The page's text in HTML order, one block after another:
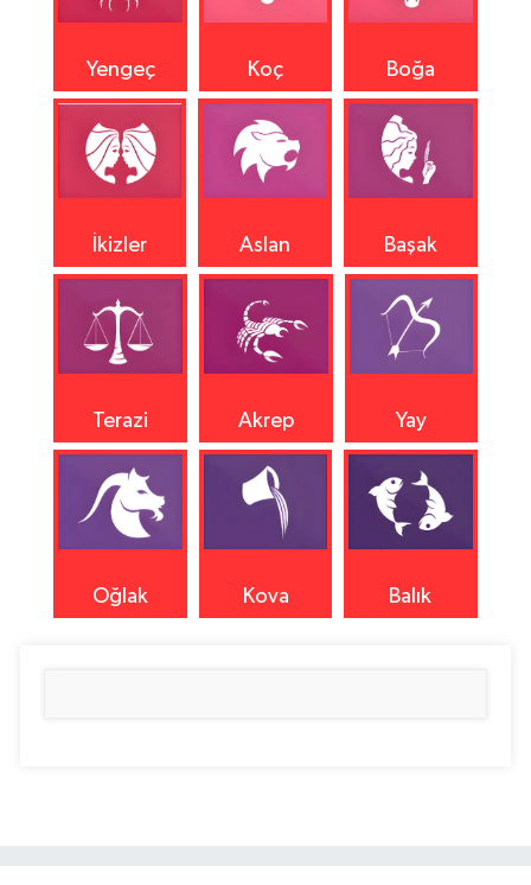
Yengeç Koç Boğa
İkizler Aslan Başak
Terazi Akrep Yay
Oğlak Kova Balık